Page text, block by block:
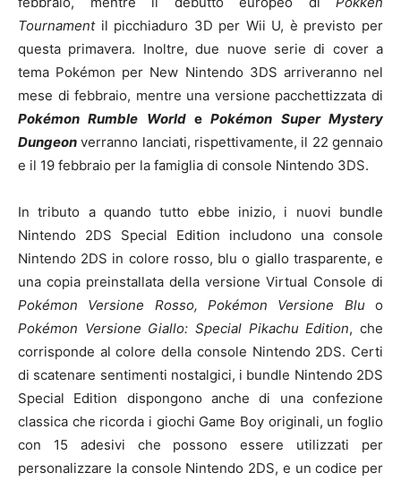
Tournamentil picchiaduro 3D per Wii U, è previsto per
questa primavera. Inoltre, due nuove serie di cover a
tema Pokémon per New Nintendo 3DS arriveranno nel
mese di febbraio, mentre una versione pacchettizzata di
Pokémon Rumble WorldePokémon Super Mystery
Dungeon verranno lanciati, rispettivamente, il 22 gennaio
e il 19 febbraio per la famiglia di console Nintendo 3DS.
In tributo a quando tutto ebbe inizio, i nuovi bundle
Nintendo 2DS Special Edition includono una console
Nintendo 2DS in colore rosso, blu o giallo trasparente, e
una copia preinstallata della versione Virtual Console di
Pokémon Versione Rosso,
Pokémon Versione Bluo
Pokémon Versione Giallo: Special Pikachu Edition, che
corrisponde al colore della console Nintendo 2DS. Certi
di scatenare sentimenti nostalgici, i bundle Nintendo 2DS
Special Edition dispongono anche di una confezione
classica che ricorda i giochi Game Boy originali, un foglio
con 15 adesivi che possono essere utilizzati per
personalizzare la console Nintendo 2DS, e un codice per